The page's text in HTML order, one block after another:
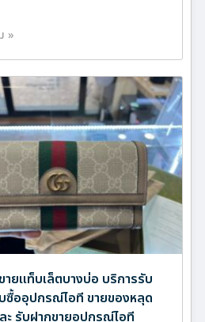
»
ายแท็บเล็ตบางบ่อ บริการรับ
ซื้ออุปกรณ์ไอที ขายของหลุด
ะ รับฝากขายอุปกรณ์ไอที